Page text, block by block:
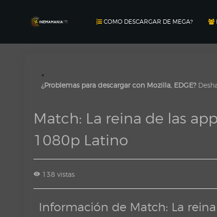
COMO DESCARGAR DE MEGA?
×
¿Problemas para descargar con Mozilla, EDGE?
Match: La reina de las
1080p Latino
138 vistas
Información de Match: La